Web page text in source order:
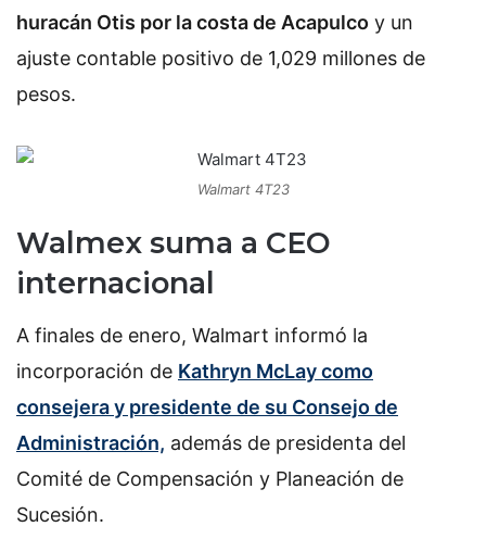
huracán Otis por la costa de Acapulco y un
ajuste contable positivo de 1,029 millones de
pesos.
Walmart 4T23
Walmex suma a CEO
internacional
A finales de enero, Walmart informó la
incorporación de Kathryn McLay como
consejera y presidente de su Consejo de
Administración, además de presidenta del
Comité de Compensación y Planeación de
Sucesión.